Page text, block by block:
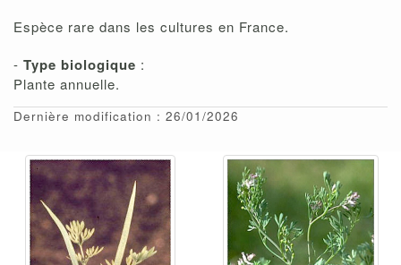
Espèce rare dans les cultures en France.
- Type biologique :
Plante annuelle.
Dernière modification : 26/01/2026